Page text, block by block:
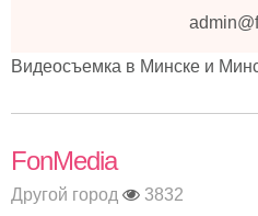
Видеосъемка в Минске и
FonMedia
Другой город 3832